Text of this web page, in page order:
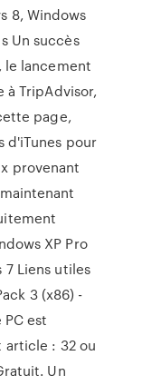
8, Windows
Un succès
le lancement
à TripAdvisor,
page,
d'iTunes pour
provenant
XP Pro
7 Liens utiles
3 (x86) -
est
: 32 ou
Un